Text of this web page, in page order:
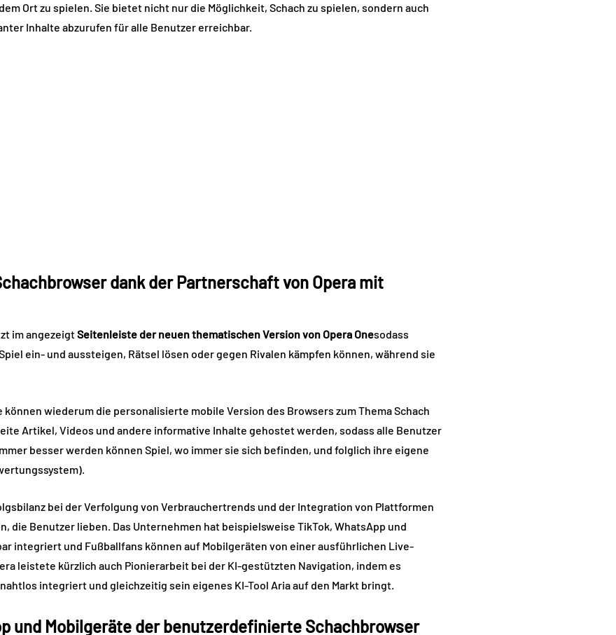
Ort zu spielen. Sie bietet nicht nur die Möglichkeit, Schach zu spielen, sondern auch
Inhalte abzurufen für alle Benutzer erreichbar.
dank der Partnerschaft von Opera mit
im angezeigtSeitenleiste der neuen thematischen Version von Opera Onesodass
ein- und aussteigen, Rätsel lösen oder gegen Rivalen kämpfen können, während sie
können wiederum die personalisierte mobile Version des Browsers zum Thema Schach
Artikel, Videos und andere informative Inhalte gehostet werden, sodass alle Benutzer
besser werden können Spiel, wo immer sie sich befinden, und folglich ihre eigene
bei der Verfolgung von Verbrauchertrends und der Integration von Plattformen
die Benutzer lieben. Das Unternehmen hat beispielsweise TikTok, WhatsApp und
integriert und Fußballfans können auf Mobilgeräten von einer ausführlichen Live-
leistete kürzlich auch Pionierarbeit bei der KI-gestützten Navigation, indem es
integriert und gleichzeitig sein eigenes KI-Tool Aria auf den Markt bringt.
und Mobilgeräte der benutzerdefinierte Schachbrowser